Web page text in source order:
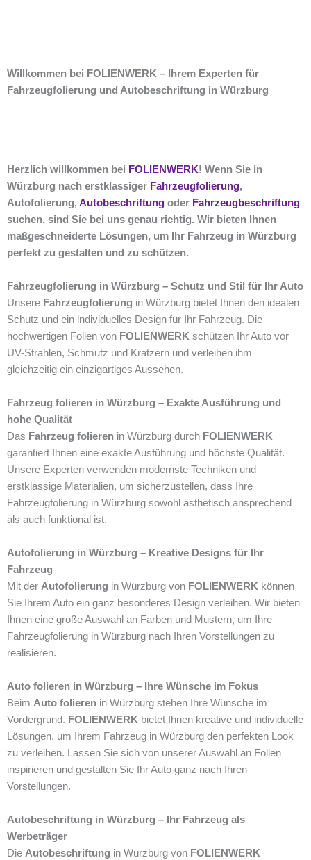
Willkommen bei FOLIENWERK – Ihrem Experten für
Fahrzeugfolierung und Autobeschriftung in Würzburg
Herzlich willkommen bei FOLIENWERK! Wenn Sie in
Würzburg nach erstklassiger Fahrzeugfolierung,
Autofolierung, Autobeschriftung oder Fahrzeugbeschriftung
suchen, sind Sie bei uns genau richtig. Wir bieten Ihnen
maßgeschneiderte Lösungen, um Ihr Fahrzeug in Würzburg
perfekt zu gestalten und zu schützen.
Fahrzeugfolierung in Würzburg – Schutz und Stil für Ihr Auto
Unsere Fahrzeugfolierung in Würzburg bietet Ihnen den idealen
Schutz und ein individuelles Design für Ihr Fahrzeug. Die
hochwertigen Folien von FOLIENWERK schützen Ihr Auto vor
UV-Strahlen, Schmutz und Kratzern und verleihen ihm
gleichzeitig ein einzigartiges Aussehen.
Fahrzeug folieren in Würzburg – Exakte Ausführung und
hohe Qualität
Das Fahrzeug folieren in Würzburg durch FOLIENWERK
garantiert Ihnen eine exakte Ausführung und höchste Qualität.
Unsere Experten verwenden modernste Techniken und
erstklassige Materialien, um sicherzustellen, dass Ihre
Fahrzeugfolierung in Würzburg sowohl ästhetisch ansprechend
als auch funktional ist.
Autofolierung in Würzburg – Kreative Designs für Ihr
Fahrzeug
Mit der Autofolierung in Würzburg von FOLIENWERK können
Sie Ihrem Auto ein ganz besonderes Design verleihen. Wir bieten
Ihnen eine große Auswahl an Farben und Mustern, um Ihre
Fahrzeugfolierung in Würzburg nach Ihren Vorstellungen zu
realisieren.
Auto folieren in Würzburg – Ihre Wünsche im Fokus
Beim Auto folieren in Würzburg stehen Ihre Wünsche im
Vordergrund. FOLIENWERK bietet Ihnen kreative und individuelle
Lösungen, um Ihrem Fahrzeug in Würzburg den perfekten Look
zu verleihen. Lassen Sie sich von unserer Auswahl an Folien
inspirieren und gestalten Sie Ihr Auto ganz nach Ihren
Vorstellungen.
Autobeschriftung in Würzburg – Ihr Fahrzeug als
Werbeträger
Die Autobeschriftung in Würzburg von FOLIENWERK